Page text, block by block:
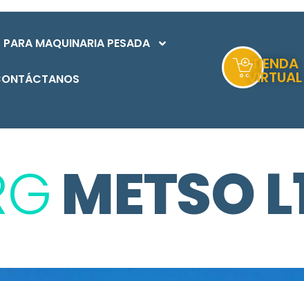
PARA MAQUINARIA PESADA
TIENDA
VIRTUAL
METSO